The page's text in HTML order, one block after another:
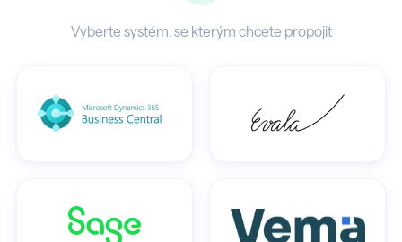
Vyberte systém, se kterým chcete propojit